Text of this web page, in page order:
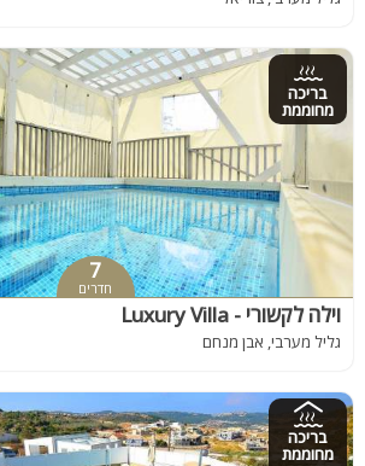
בריכה
מחוממת
7
חדרים
וילה לקשורי - Luxury Villa
גליל מערבי, אבן מנחם
בריכה
מחוממת